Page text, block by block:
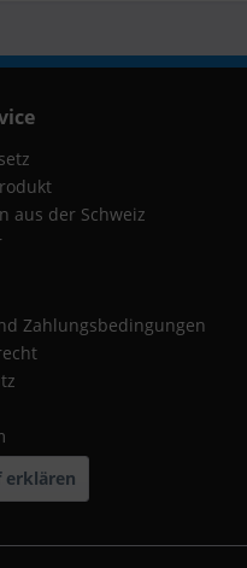
aus der Schweiz
Zahlungsbedingungen
erklären